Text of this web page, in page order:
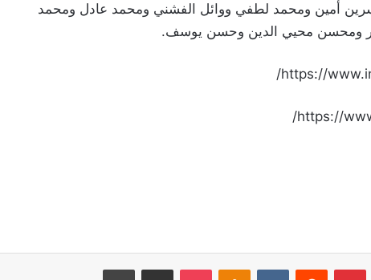
أمين ومحمد لطفي ووائل الفشني ومحمد عادل ومحمد
ومحسن محيي الدين وحسن يوسف.
https://
https://
بينتيريست Odnoklassniki
‫Pocket مشاركة عبر البريد طباعة